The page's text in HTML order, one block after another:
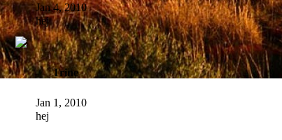
Jan 4, 2010
hej
Trine
Jan 1, 2010
hej